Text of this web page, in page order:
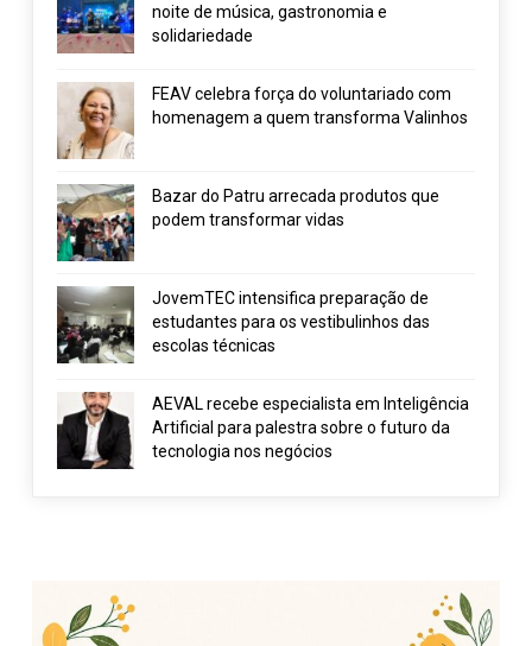
noite de música, gastronomia e
solidariedade
FEAV celebra força do voluntariado com
homenagem a quem transforma Valinhos
Bazar do Patru arrecada produtos que
podem transformar vidas
JovemTEC intensifica preparação de
estudantes para os vestibulinhos das
escolas técnicas
AEVAL recebe especialista em Inteligência
Artificial para palestra sobre o futuro da
tecnologia nos negócios